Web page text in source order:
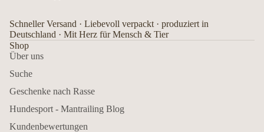
Schneller Versand · Liebevoll verpackt · produziert in
Deutschland · Mit Herz für Mensch & Tier
Shop
Über uns
Suche
Geschenke nach Rasse
Hundesport - Mantrailing Blog
Kundenbewertungen